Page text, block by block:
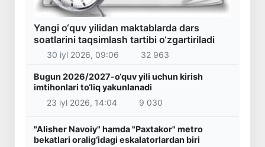
Yangi o‘quv yilidan maktablarda dars
soatlarini taqsimlash tartibi o‘zgartiriladi
30 iyl 2026, 09:06 32 963
Bugun 2026/2027-o‘quv yili uchun kirish
imtihonlari to‘liq yakunlanadi
23 iyl 2026, 14:04
9 030
"Alisher Navoiy" hamda "Paxtakor" metro
bekatlari oralig‘idagi eskalatorlardan biri